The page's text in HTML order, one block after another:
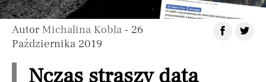
Autor Michalina Kobla - 26
Października 2019
Nczas straszy datą